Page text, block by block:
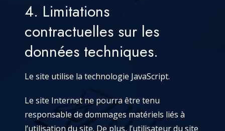
4. Limitations
contractuelles sur les
données techniques.
Le site utilise la technologie JavaScript.
Le site Internet ne pourra être tenu
responsable de dommages matériels liés à
l’utilisation du site. De plus, l’utilisateur du site